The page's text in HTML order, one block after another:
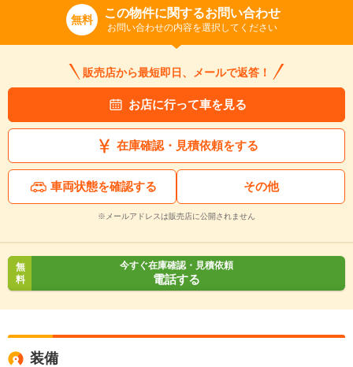
無料 この物件に関するお問い合わせ
お問い合わせの内容を選択してください
販売店から最短即日、メールで返答！
お店に行って車を見る
在庫確認・見積依頼をする
車両状態を確認する その他
※メールアドレスは販売店に公開されません
無
料
今すぐ在庫確認・見積依頼
電話する
装備